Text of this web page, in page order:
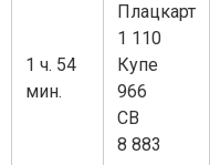
1 ч. 54
мин.
Плацкарт
1 110
Купе
966
СВ
8 883